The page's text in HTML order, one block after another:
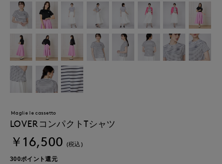
Maglie le cassetto
LOVERコンパクトTシャツ
￥16,500 (税込)
300ポイント還元